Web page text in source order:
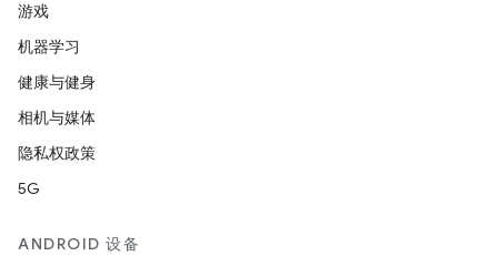
游戏
机器学习
健康与健身
相机与媒体
隐私权政策
5G
ANDROID 设备